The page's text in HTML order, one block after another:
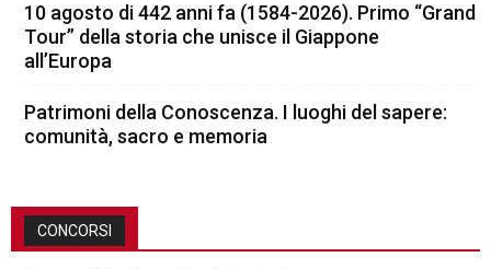
10 agosto di 442 anni fa (1584-2026). Primo “Grand
Tour” della storia che unisce il Giappone
all’Europa
Patrimoni della Conoscenza. I luoghi del sapere:
comunità, sacro e memoria
CONCORSI